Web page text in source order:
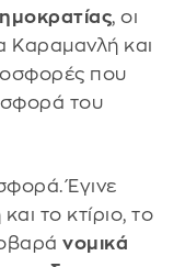
, οι
Καραμανλή και
που
του
Έγινε
το κτίριο, το
νομικά